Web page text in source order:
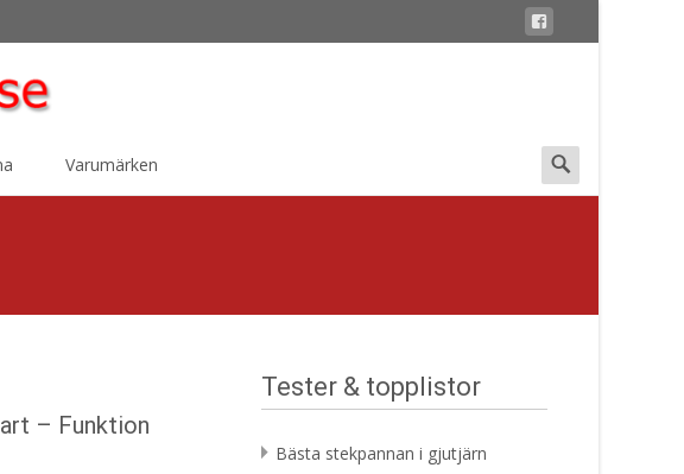
Varumärken
Search
for:
– Funktion
Tester & topplistor
Bästa stekpannan i gjutjärn